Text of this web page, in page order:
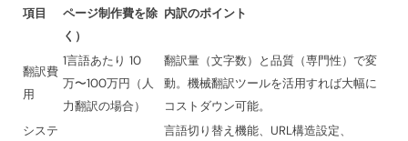
項目
ページ制作費を除
く）
内訳のポイント
翻訳費
用
1言語あたり 10
万〜100万円（人
力翻訳の場合）
翻訳量（文字数）と品質（専門性）で変
動。機械翻訳ツールを活用すれば大幅に
コストダウン可能。
システ
言語切り替え機能、URL構造設定、